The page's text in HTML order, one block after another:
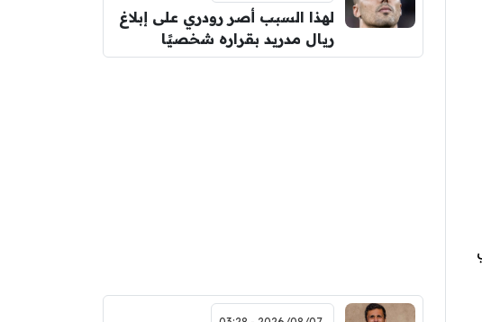
لهذا السبب أصر رودري على إبلاغ
ريال مدريد بقراره شخصيًا